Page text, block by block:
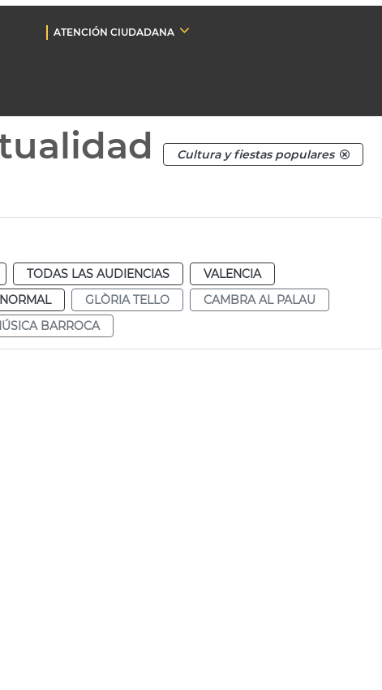
ATENCIÓN CIUDADANA
Cultura y fiestas populares
TODAS LAS AUDIENCIAS
VALENCIA
NORMAL GLÒRIA TELLO
CAMBRA AL PALAU
BARROCA